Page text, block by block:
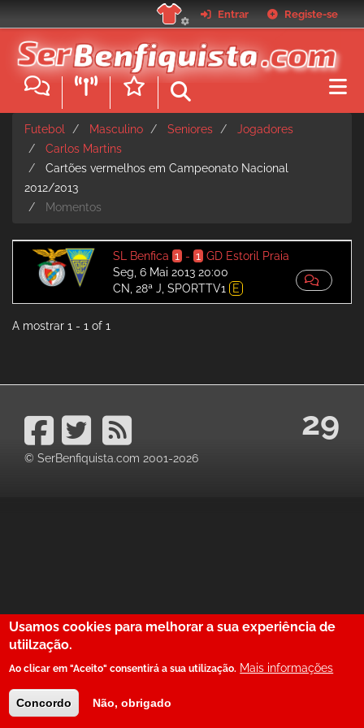
para
conteúdo
principal
Entrar Registe-se
Futebol Masculino Seniores
Jogadores
Carlos Martins
Cartões vermelhos em Campeonato Nacional
2012/2013
Momentos
SL Benfica 1 - 1 GD Estoril Praia
Seg, 6 Mai 2013 20:00
CN, 28ª J, SPORTTV1
E
A mostrar 1 - 1 of 1
© SerBenfiquista.com 2001-2026
29
Usamos cookies para melhorar a sua experiência de
utiilzação.
Ao clicar em "Aceito" consentirá a sua utilização. Mais informações
Concordo Não, obrigado